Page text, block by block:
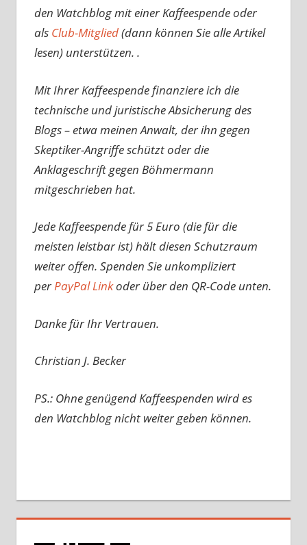
den Watchblog mit einer Kaffeespende oder
als Club-Mitglied(dann können Sie alle Artikel
lesen) unterstützen. .
Mit Ihrer Kaffeespende finanziere ich die
technische und juristische Absicherung des
Blogs – etwa meinen Anwalt, der ihn gegen
Skeptiker-Angriffe schützt oder die
Anklageschrift gegen Böhmermann
mitgeschrieben hat.
Jede Kaffeespende für 5 Euro (die für die
meisten leistbar ist) hält diesen Schutzraum
weiter offen. Spenden Sie unkompliziert
perPayPal Linkoder über den QR-Code unten.
Danke für Ihr Vertrauen.
Christian J. Becker
PS.: Ohne genügend Kaffeespenden wird es
den Watchblog nicht weiter geben können.